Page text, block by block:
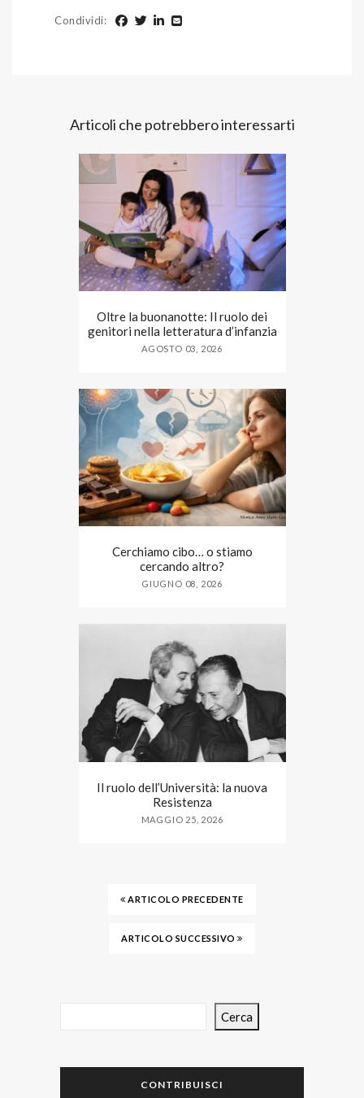
Condividi:
Articoli che potrebbero interessarti
Oltre la buonanotte: Il ruolo dei
genitori nella letteratura d’infanzia
AGOSTO 03, 2026
Cerchiamo cibo… o stiamo
cercando altro?
GIUGNO 08, 2026
Il ruolo dell’Università: la nuova
Resistenza
MAGGIO 25, 2026
ARTICOLO PRECEDENTE
ARTICOLO SUCCESSIVO
Cerca
CONTRIBUISCI